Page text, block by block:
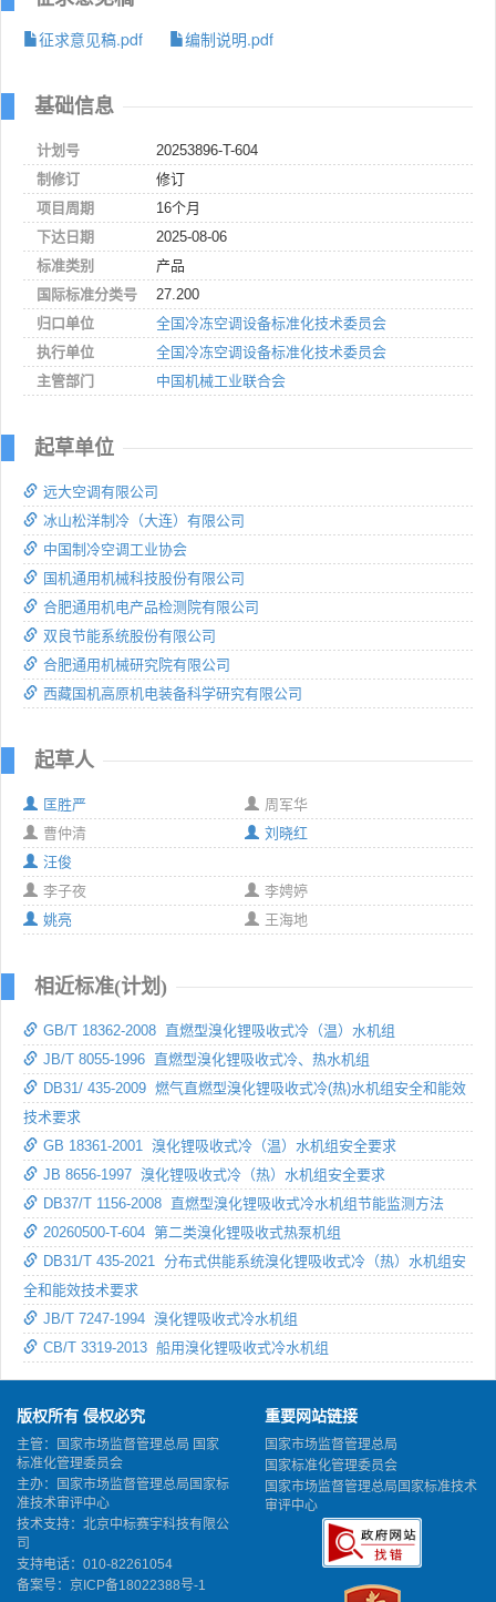
征求意见稿.pdf
编制说明.pdf
基础信息
计划号
20253896-T-604
制修订
修订
项目周期
16个月
下达日期
2025-08-06
标准类别
产品
国际标准分类号
27.200
归口单位
全国冷冻空调设备标准化技术委员会
执行单位
全国冷冻空调设备标准化技术委员会
主管部门
中国机械工业联合会
起草单位
远大空调有限公司
冰山松洋制冷（大连）有限公司
中国制冷空调工业协会
国机通用机械科技股份有限公司
合肥通用机电产品检测院有限公司
双良节能系统股份有限公司
合肥通用机械研究院有限公司
西藏国机高原机电装备科学研究有限公司
起草人
匡胜严
周军华
曹仲清
刘晓红
汪俊
李子夜
李娉婷
姚亮
王海地
相近标准(计划)
GB/T 18362-2008 直燃型溴化锂吸收式冷（温）水机组
JB/T 8055-1996 直燃型溴化锂吸收式冷、热水机组
DB31/ 435-2009 燃气直燃型溴化锂吸收式冷(热)水机组安全和能效
技术要求
GB 18361-2001 溴化锂吸收式冷（温）水机组安全要求
JB 8656-1997 溴化锂吸收式冷（热）水机组安全要求
DB37/T 1156-2008 直燃型溴化锂吸收式冷水机组节能监测方法
20260500-T-604 第二类溴化锂吸收式热泵机组
DB31/T 435-2021 分布式供能系统溴化锂吸收式冷（热）水机组安
全和能效技术要求
JB/T 7247-1994 溴化锂吸收式冷水机组
CB/T 3319-2013 船用溴化锂吸收式冷水机组
版权所有 侵权必究
主管：国家市场监督管理总局 国家
标准化管理委员会
主办：国家市场监督管理总局国家标
准技术审评中心
技术支持：北京中标赛宇科技有限公
司
支持电话：010-82261054
备案号： 京ICP备18022388号-1
重要网站链接
国家市场监督管理总局
国家标准化管理委员会
国家市场监督管理总局国家标准技术
审评中心